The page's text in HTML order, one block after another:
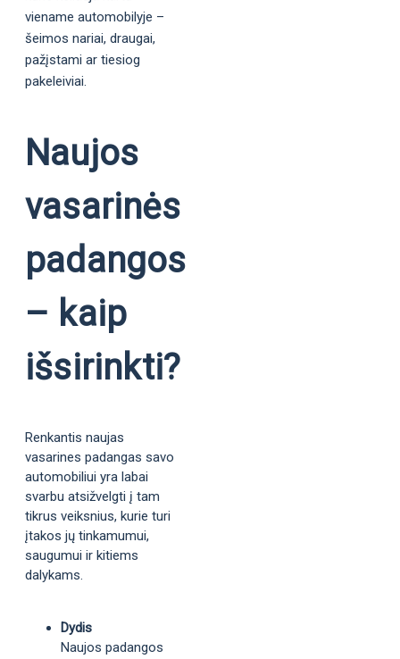
viename automobilyje –
šeimos nariai, draugai,
pažįstami ar tiesiog
pakeleiviai.
Naujos
vasarinės
padangos
– kaip
išsirinkti?
Renkantis naujas
vasarines padangas savo
automobiliui yra labai
svarbu atsižvelgti į tam
tikrus veiksnius, kurie turi
įtakos jų tinkamumui,
saugumui ir kitiems
dalykams.
Dydis
Naujos padangos